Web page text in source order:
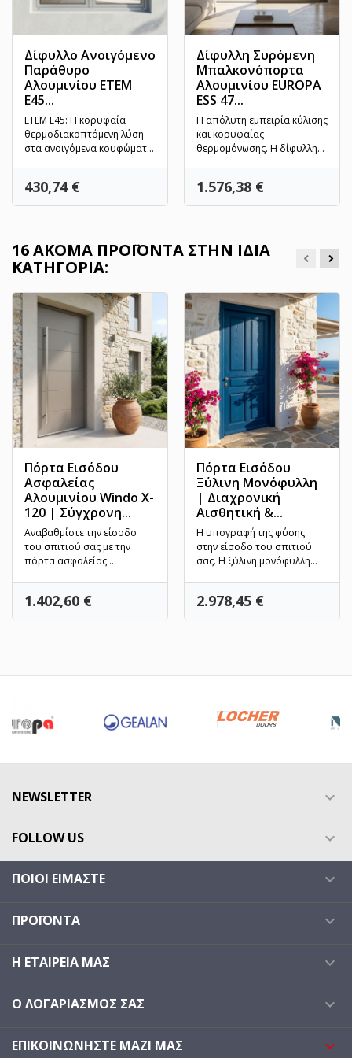
Δίφυλλο Ανοιγόμενο
Παράθυρο
Αλουμινίου ETEM
E45...
ETEM E45: Η κορυφαία
θερμοδιακοπτόμενη λύση
στα ανοιγόμενα κουφώματα.
Τιμή
430,74 €
Δίφυλλη Συρόμενη
Μπαλκονόπορτα
Αλουμινίου EUROPA
ESS 47...
Η απόλυτη εμπειρία κύλισης
και κορυφαίας
θερμομόνωσης. Η δίφυλλη
Τιμή
1.576,38 €
16 ΑΚΌΜΑ ΠΡΟΪΌΝΤΑ ΣΤΗΝ ΊΔΙΑ
ΚΑΤΗΓΟΡΊΑ:
Πόρτα Εισόδου
Ασφαλείας
Αλουμινίου Windo X-
120 | Σύγχρονη...
Αναβαθμίστε την είσοδο
του σπιτιού σας με την
πόρτα ασφαλείας
Τιμή
1.402,60 €
Πόρτα Εισόδου
Ξύλινη Μονόφυλλη
| Διαχρονική
Αισθητική &...
Η υπογραφή της φύσης
στην είσοδο του σπιτιού
σας. Η ξύλινη μονόφυλλη
Τιμή
2.978,45 €
NEWSLETTER 
FOLLOW US 
ΠΟΙΟΙ ΕΊΜΑΣΤΕ 
ΠΡΟΪΌΝΤΑ 
Η ΕΤΑΙΡΕΊΑ ΜΑΣ 
Ο ΛΟΓΑΡΙΑΣΜΌΣ ΣΑΣ 
ΕΠΙΚΟΙΝΩΝΉΣΤΕ ΜΑΖΊ ΜΑΣ 